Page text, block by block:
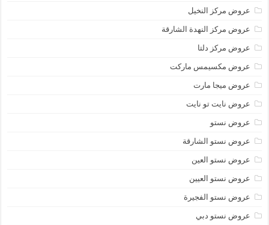
عروض مركز النخيل
عروض مركز النهدة الشارقة
عروض مركز دلتا
عروض مكسيمس ماركت
عروض ميجا مارت
عروض نايت تو نايت
عروض نستو
عروض نستو الشارقة
عروض نستو العين
عروض نستو العيين
عروض نستو الفجيرة
عروض نستو دبي